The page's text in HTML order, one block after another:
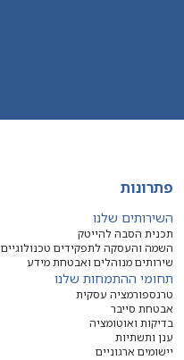
פתרונות
השירותים שלנו
תכנית הסבה להייטק
השמה והעסקה לתפקידים טכנולוגיים
שירותים מנוהלים ואבטחת מידע
תחומי ההתמחות שלנו
טרנספורמציה עסקית
אבטחת סייבר
בדיקות ואוטומציה
ענן ותשתיות
יישומים ארגוניים